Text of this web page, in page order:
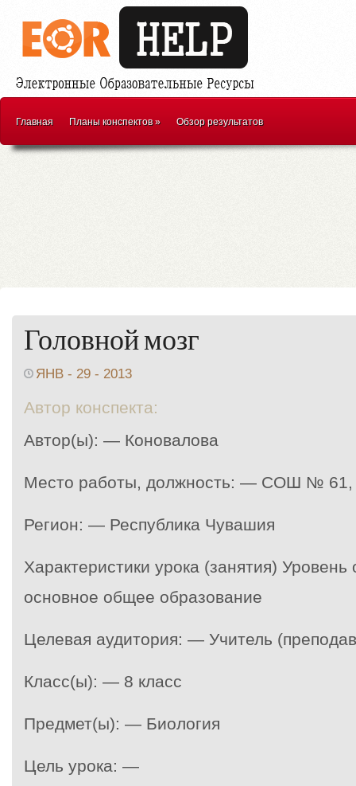
Главная Планы конспектов» Обзор результатов
Головной мозг
ЯНВ - 29 - 2013
Автор конспекта:
Автор(ы): — Коновалова
Место работы, должность: — СОШ № 61,
Регион: — Республика Чувашия
Характеристики урока (занятия)
основное общее образование
Целевая аудитория: — Учитель
Класс(ы): — 8 класс
Предмет(ы): — Биология
Цель урока: —